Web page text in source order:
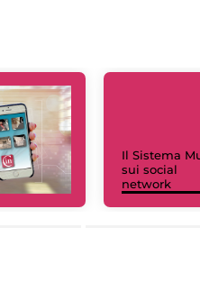
Il Sistema
sui social
network